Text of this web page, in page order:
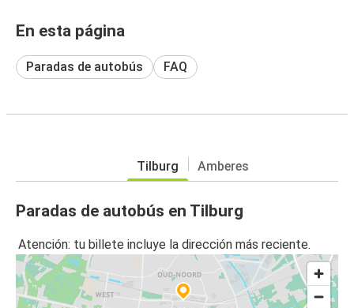
En esta página
Paradas de autobús FAQ
Tilburg Amberes
Paradas de autobús en Tilburg
Atención: tu billete incluye la dirección más reciente.